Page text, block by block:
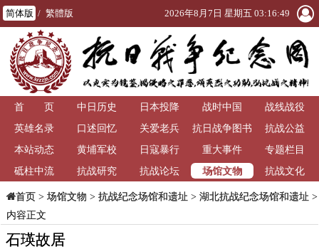
简体版 / 繁體版 2026年8月7日 星期五 03:16:50
首 页 中日历史 日本投降 战时中国
战线战役
英雄名录
口述回忆 关爱老兵
抗日战争图书
馆
抗战公益
本站动态
黄埔军校 日寇暴行 重大事件
专题栏目
砥柱中流
抗战研究 抗战论坛 场馆文物 抗战文化
首页> 场馆文物 > 抗战纪念场馆和遗址 > 湖北抗战纪念场馆和遗址 >
内容正文
石瑛故居